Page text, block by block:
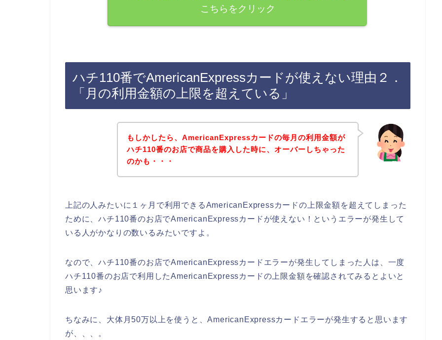
こちらをクリック
ハチ110番でAmericanExpressカードが使えない理由２．
「月の利用金額の上限を超えている」
もしかしたら、AmericanExpressカードの毎月の利用金額が
ハチ110番のお店で商品を購入した時に、オーバーしちゃった
のかも・・・
上記の人みたいに１ヶ月で利用できるAmericanExpressカードの上限金額を超えてしまった
ために、ハチ110番のお店でAmericanExpressカードが使えない！というエラーが発生して
いる人がかなりの数いるみたいですよ。
なので、ハチ110番のお店でAmericanExpressカードエラーが発生してしまった人は、一度
ハチ110番のお店で利用したAmericanExpressカードの上限金額を確認されてみるとよいと
思います♪
ちなみに、大体月50万以上を使うと、AmericanExpressカードエラーが発生すると思います
が、、、。